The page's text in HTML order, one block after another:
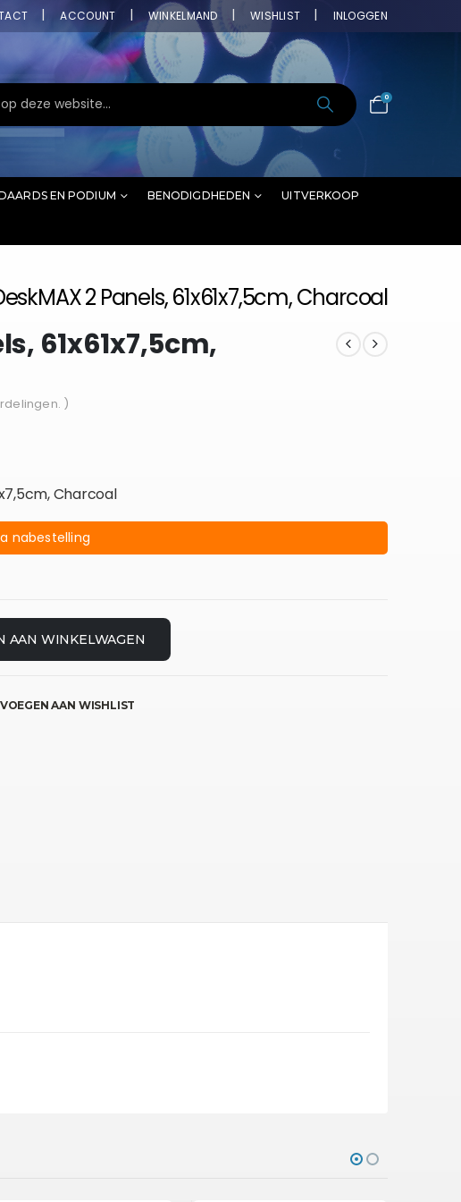
ACCOUNT WINKELMAND WISHLIST INLOGGEN
0
EN PODIUM BENODIGDHEDEN UITVERKOOP
2 Panels, 61x61x7,5cm, Charcoal
61x61x7,5cm,
)
Charcoal
nabestelling
AAN WINKELWAGEN
AAN WISHLIST